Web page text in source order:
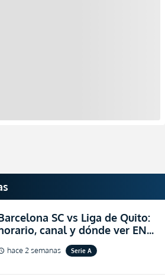
SC vs Liga de Quito:
canal y dónde ver EN
VIVO la Fecha 22 de la LigaPro
hace 2 semanas Serie A